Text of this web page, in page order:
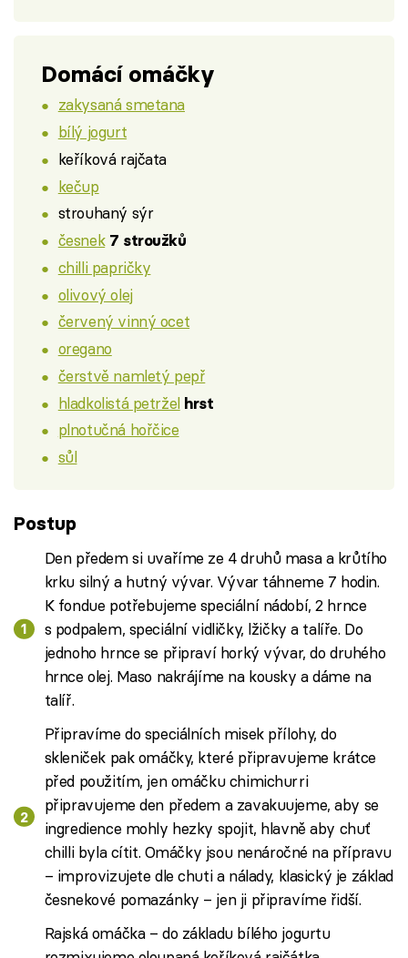
Domácí omáčky
zakysaná smetana
bílý jogurt
keříková rajčata
kečup
strouhaný sýr
česnek 7 stroužků
chilli papričky
olivový olej
červený vinný ocet
oregano
čerstvě namletý pepř
hladkolistá petržel hrst
plnotučná hořčice
sůl
Postup
Den předem si uvaříme ze 4 druhů masa a krůtího
krku silný a hutný vývar. Vývar táhneme 7 hodin.
K fondue potřebujeme speciální nádobí, 2 hrnce
s podpalem, speciální vidličky, lžičky a talíře. Do
jednoho hrnce se připraví horký vývar, do druhého
hrnce olej. Maso nakrájíme na kousky a dáme na
talíř.
Připravíme do speciálních misek přílohy, do
skleniček pak omáčky, které připravujeme krátce
před použitím, jen omáčku chimichurri
připravujeme den předem a zavakuujeme, aby se
ingredience mohly hezky spojit, hlavně aby chuť
chilli byla cítit. Omáčky jsou nenáročné na přípravu
– improvizujete dle chuti a nálady, klasický je základ
česnekové pomazánky – jen ji připravíme řidší.
Rajská omáčka – do základu bílého jogurtu